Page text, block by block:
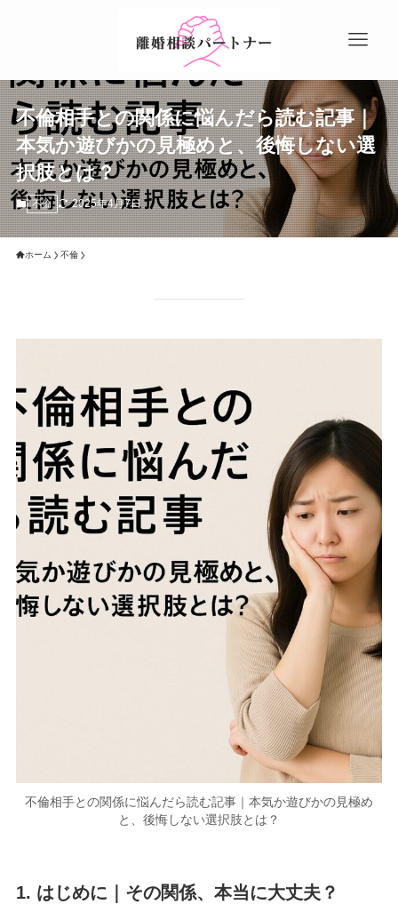
不倫相手との関係に悩んだら読む記事｜
本気か遊びかの見極めと、後悔しない選
択肢とは？
不倫 2025年4月7日
ホーム 不倫
不倫相手との関係に悩んだら読む記事｜本気か遊びかの見極め
と、後悔しない選択肢とは？
1. はじめに｜その関係、本当に大丈夫？